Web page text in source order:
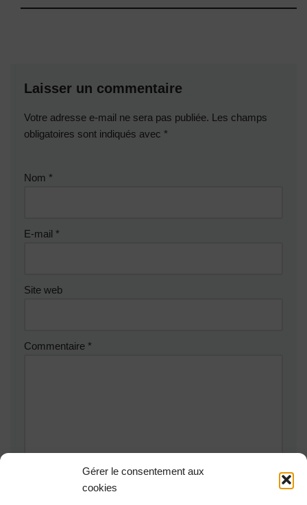
Gérer le consentement aux
cookies
Laisser un commentaire
Votre adresse e-mail ne sera pas publiée. Les champs
obligatoires sont indiqués avec *
Nom *
E-mail *
Site web
Commentaire *